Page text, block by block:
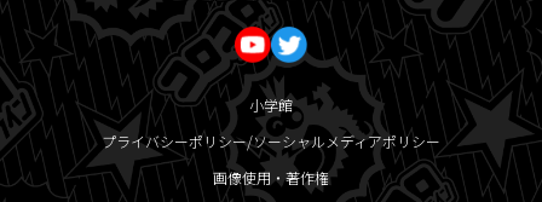
小学館
プライバシーポリシー/ソーシャルメディアポリシー
画像使用・著作権